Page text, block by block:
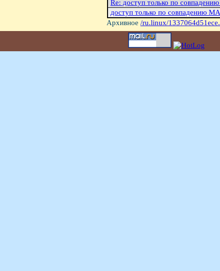
Re: доступ только по
доступ только по совпадению
Архивное /ru.linux/